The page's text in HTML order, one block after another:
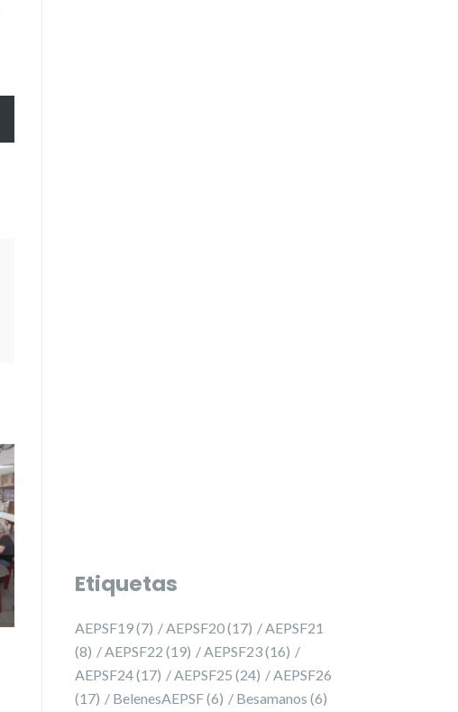
Etiquetas
AEPSF19(7) AEPSF20(17)
AEPSF21
(8)
AEPSF22 (19) AEPSF23(16)
AEPSF24(17) AEPSF25 (24)
AEPSF26
(17)
BelenesAEPSF(6) Besamanos (6)